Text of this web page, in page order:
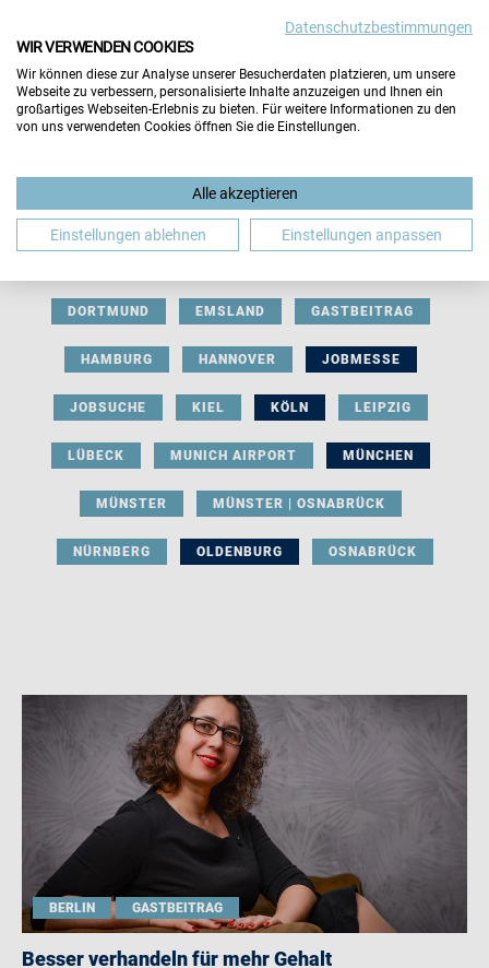
BERUFLICHE ORIENTIERUNG BEWERBUNG
DORTMUND EMSLAND GASTBEITRAG
HAMBURG HANNOVER JOBMESSE
JOBSUCHE KIEL KÖLN LEIPZIG
LÜBECK MUNICH AIRPORT MÜNCHEN
MÜNSTER MÜNSTER | OSNABRÜCK
NÜRNBERG OLDENBURG OSNABRÜCK
BERLIN GASTBEITRAG
Besser verhandeln für mehr Gehalt
Datenschutzbestimmungen
WIR VERWENDEN COOKIES
Wir können diese zur Analyse unserer Besucherdaten platzieren, um unsere
Webseite zu verbessern, personalisierte Inhalte anzuzeigen und Ihnen ein
großartiges Webseiten-Erlebnis zu bieten. Für weitere Informationen zu den
von uns verwendeten Cookies öffnen Sie die Einstellungen.
Alle akzeptieren
Einstellungen ablehnen Einstellungen anpassen